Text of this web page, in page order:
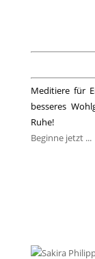
Meditiere für
besseres
Ruhe!
Beginne jetzt ...